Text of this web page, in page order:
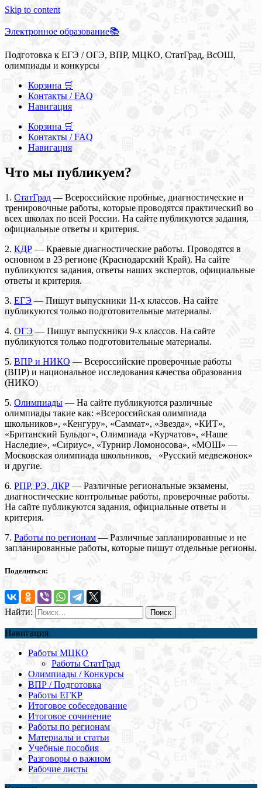
Skip to content
Электронное образование📚
Подготовка к ЕГЭ / ОГЭ, ВПР, МЦКО, СтатГрад, ВсОШ,
олимпиады и конкурсы
Корзина 🛒
Контакты / FAQ
Навигация
Корзина 🛒
Контакты / FAQ
Навигация
Что мы публикуем?
1. СтатГрад — Всероссийские пробные, диагностические и
тренировочные работы, которые проводятся практический во
всех школах по всей России. На сайте публикуются задания,
официальные ответы и критерия.
2. КДР — Краевые диагностические работы. Проводятся в
основном в 23 регионе (Краснодарский Край). На сайте
публикуются задания, ответы наших экспертов, официальные
ответы и критерия.
3. ЕГЭ — Пишут выпускники 11-х классов. На сайте
публикуются только подготовительные материалы.
4. ОГЭ — Пишут выпускники 9-х классов. На сайте
публикуются только подготовительные материалы.
5. ВПР и НИКО — Всероссийские проверочные работы
(ВПР) и национальное исследования качества образования
(НИКО)
5. Олимпиады— На сайте публикуются различные
олимпиады такие как: «Всероссийская олимпиада
школьников», «Кенгуру», «Саммат», «Звезда», «КИТ»,
«Британский Бульдог», Олимпиада «Курчатов», «Наше
Наследие», «Сириус», «Турнир Ломоносова», «МОШ» —
Московская олимпиада школьников, «Русский медвежонок»
и другие.
6. РПР, РЭ, ДКР — Различные региональные экзамены,
диагностические контрольные работы, проверочные работы.
На сайте публикуются задания, официальные ответы и
критерия.
7. Работы по регионам — Различные запланированные и не
запланированные работы, которые пишут отдельные регионы.
Поделиться:
Найти:
Навигация
Работы МЦКО
Работы СтатГрад
Олимпиады / Конкурсы
ВПР / Подготовка
Работы ЕГКР
Итоговое собеседование
Итоговое сочинение
Работы по регионам
Материалы и статьи
Учебные пособия
Разговоры о важном
Рабочие листы